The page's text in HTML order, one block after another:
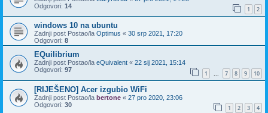
Odgovori: 14 1 2
windows 10 na ubuntu
Zadnji post Postao/la Optimus « 30 srp 2021, 17:20
Odgovori: 8
EQuilibrium
Zadnji post Postao/la eQuivalent « 22 sij 2021, 15:14
Odgovori: 97 1 ... 7 8 9 10
[RIJEŠENO] Acer izgubio WiFi
Zadnji post Postao/la bertone « 27 pro 2020, 23:06
Odgovori: 30 1 2 3 4